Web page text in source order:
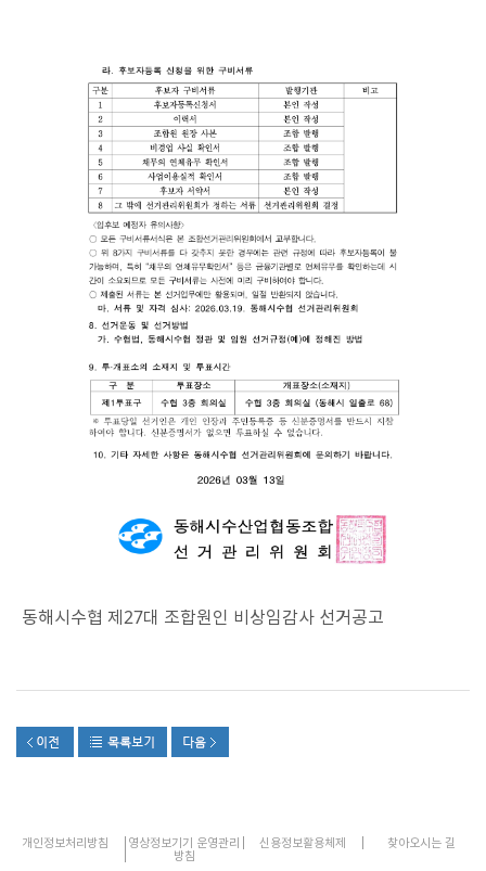
동해시수협 제27대 조합원인 비상임감사 선거공고
개인정보처리방침
영상정보기기 운영관리
방침
신용정보활용체제 찾아오시는 길